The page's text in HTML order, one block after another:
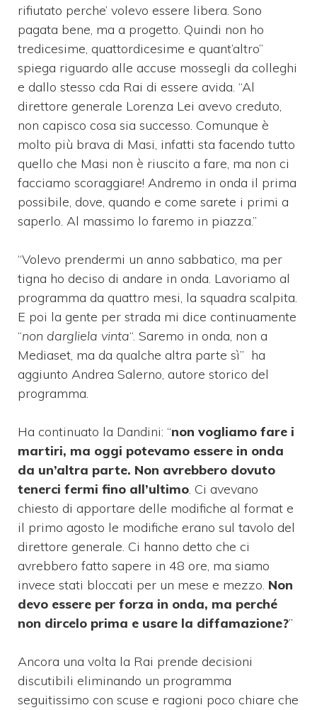
rifiutato perche’ volevo essere libera. Sono
pagata bene, ma a progetto. Quindi non ho
tredicesime, quattordicesime e quant’altro”
spiega riguardo alle accuse mossegli da colleghi
e dallo stesso cda Rai di essere avida. “Al
direttore generale Lorenza Lei avevo creduto,
non capisco cosa sia successo. Comunque è
molto più brava di Masi, infatti sta facendo tutto
quello che Masi non è riuscito a fare, ma non ci
facciamo scoraggiare! Andremo in onda il prima
possibile, dove, quando e come sarete i primi a
saperlo. Al massimo lo faremo in piazza.”
“Volevo prendermi un anno sabbatico, ma per
tigna ho deciso di andare in onda. Lavoriamo al
programma da quattro mesi, la squadra scalpita.
E poi la gente per strada mi dice continuamente
“non dargliela vinta“. Saremo in onda, non a
Mediaset, ma da qualche altra parte sì” ha
aggiunto Andrea Salerno, autore storico del
programma.
Ha continuato la Dandini: “non vogliamo fare i
martiri, ma oggi potevamo essere in onda
da un’altra parte. Non avrebbero dovuto
tenerci fermi fino all’ultimo. Ci avevano
chiesto di apportare delle modifiche al format e
il primo agosto le modifiche erano sul tavolo del
direttore generale. Ci hanno detto che ci
avrebbero fatto sapere in 48 ore, ma siamo
invece stati bloccati per un mese e mezzo. Non
devo essere per forza in onda, ma perché
non dircelo prima e usare la diffamazione?”
Ancora una volta la Rai prende decisioni
discutibili eliminando un programma
seguitissimo con scuse e ragioni poco chiare che